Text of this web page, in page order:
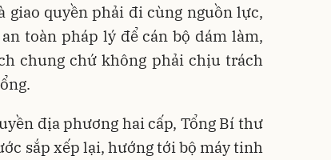
giao quyền phải đi cùng nguồn lực,
toàn pháp lý để cán bộ dám làm,
chung chứ không phải chịu trách
địa phương hai cấp, Tổng Bí thư
sắp xếp lại, hướng tới bộ máy tinh